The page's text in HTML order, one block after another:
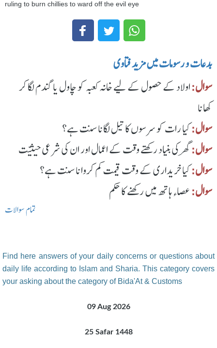
ruling to burn chillies to ward off the evil eye
بدعات و رسومات میں مزید فتاوی
سوال:اولاد کے حصول کے لیے خانہ کعبہ کو چاول یا گندم لگا کر
کھانا
سوال:کیا رات کو سرسوں کا تیل لگانا سنت ہے؟
سوال:گھر کی بنیاد رکھتے وقت کے اعمال اور ان کی شرعی حیثیّت
سوال:کیا خریداری کے وقت قیمت کم کروانا سنت ہے؟
سوال:عصاء ہاتھ میں رکھنے کا حکم
تمام سوالات
Find here answers of your daily concerns or questions about
daily life according to Islam and Sharia. This category covers
your asking about the category of Bida'At & Customs
09 Aug 2026
25 Safar 1448